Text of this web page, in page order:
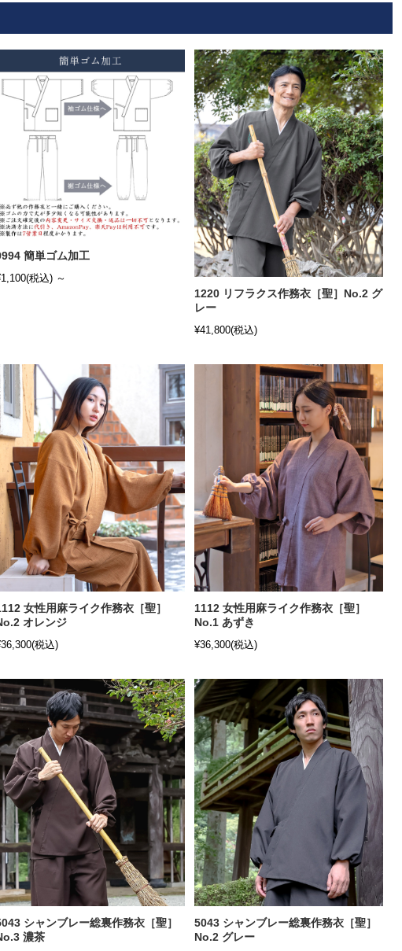
簡単ゴム加工
(税込) ～
1220 リフラクス作務衣［聖］No.2 グ
レー
¥41,800(税込)
女性用麻ライク作務衣［聖］
オレンジ
(税込)
1112 女性用麻ライク作務衣［聖］
No.1 あずき
¥36,300(税込)
シャンブレー総裏作務衣［聖］
濃茶
5043 シャンブレー総裏作務衣［聖］
No.2 グレー